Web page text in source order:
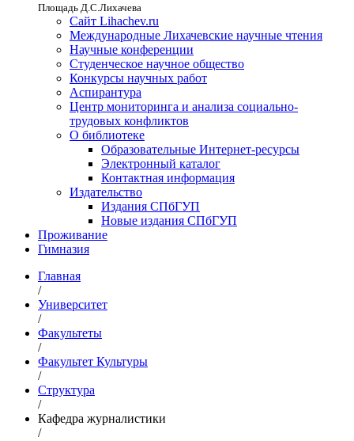
Площадь Д.С.Лихачева
Сайт Lihachev.ru
Международные Лихачевские научные чтения
Научные конференции
Студенческое научное общество
Конкурсы научных работ
Аспирантура
Центр мониторинга и анализа социально-
трудовых конфликтов
О библиотеке
Образовательные Интернет-ресурсы
Электронный каталог
Контактная информация
Издательство
Издания СПбГУП
Новые издания СПбГУП
Проживание
Гимназия
Главная
/
Университет
/
Факультеты
/
Факультет Культуры
/
Структура
/
Кафедра журналистики
/